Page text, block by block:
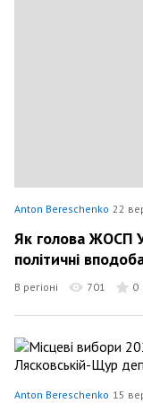
Anton Bereschenko 22
Як голова ЖОСП
політичні
В регіоні 701 0
Anton Bereschenko 15